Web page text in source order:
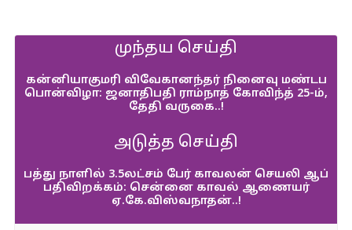
முந்தய செய்தி
கன்னியாகுமரி விவேகானந்தர் நினைவு மண்டப
பொன்விழா: ஜனாதிபதி ராம்நாத் கோவிந்த் 25-ம்,
தேதி வருகை..!
அடுத்த செய்தி
பத்து நாளில் 3.5லட்சம் பேர் காவலன் செயலி ஆப்
பதிவிறக்கம்: சென்னை காவல் ஆணையர்
ஏ.கே.விஸ்வநாதன்..!